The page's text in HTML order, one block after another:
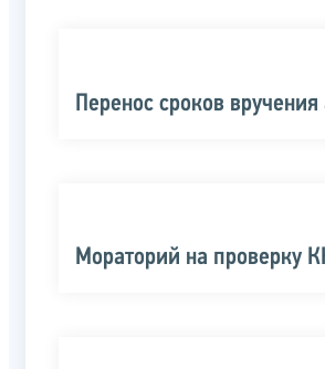
Перенос сроков
Мораторий на проверку